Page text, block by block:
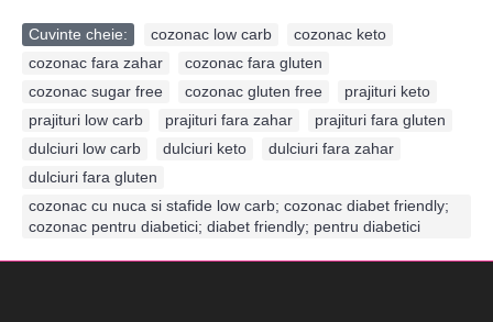
Cuvinte cheie: cozonac low carb cozonac keto
cozonac fara zahar
cozonac fara gluten
cozonac sugar free
cozonac gluten free prajituri keto
prajituri low carb
prajituri fara zahar prajituri fara gluten
dulciuri low carb
dulciuri keto dulciuri fara zahar
dulciuri fara gluten
cozonac cu nuca si stafide low carb; cozonac diabet friendly;
cozonac pentru diabetici; diabet friendly; pentru diabetici